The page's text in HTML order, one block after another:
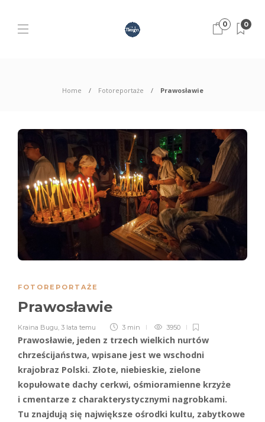
0 0
Home Fotoreportaże Prawosławie
FOTOREPORTAŻE
Prawosławie
Kraina Bugu, 3 lata temu 3 min 3950
Prawosławie, jeden z trzech wielkich nurtów
chrześcijaństwa, wpisane jest we wschodni
krajobraz Polski. Złote, niebieskie, zielone
kopułowate dachy cerkwi, ośmioramienne krzyże
i cmentarze z charakterystycznymi nagrobkami.
Tu znajdują się największe ośrodki kultu, zabytkowe